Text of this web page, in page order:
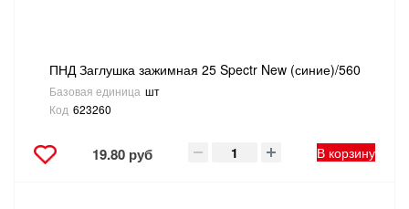
ПНД Заглушка зажимная 25 Spectr New (синие)/560
Базовая единица шт
Код 623260
19.80 руб В корзину